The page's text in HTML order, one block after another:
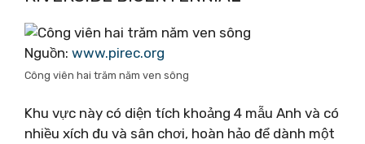
Nguồn: www.pirec.org
Công viên hai trăm năm ven sông
Khu vực này có diện tích khoảng 4 mẫu Anh và có
nhiều xích đu và sân chơi, hoàn hảo để dành một